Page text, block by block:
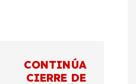
CONTINÚA
CIERRE DE